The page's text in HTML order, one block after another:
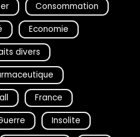
Consommation
Economie
divers
France
Insolite